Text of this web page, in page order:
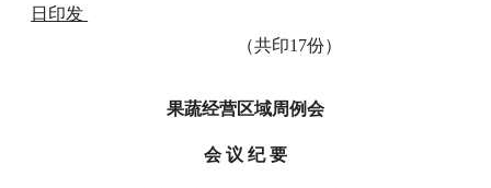
日印发
（共印17份）
果蔬经营区域周例会
会 议 纪 要